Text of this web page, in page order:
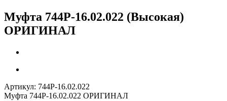
Муфта 744Р-16.02.022 (Высокая)
ОРИГИНАЛ
Артикул: 744Р-16.02.022
Муфта 744Р-16.02.022 ОРИГИНАЛ